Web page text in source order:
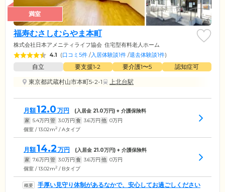
満室
福寿むさしむらやま本町
株式会社日本アメニティライフ協会 住宅型有料老人ホーム
4.1 (口コミ5件 /入居体験談1件 /退去体験談1件)
自立 要支援1•2 要介護1〜5
認知症可
東京都武蔵村山市本町5-2-1
上北台駅
月額12.0 万円 (入居金 21.0万円) + 介護保険料
家 5.4万円 管 3.0万円 食 3.6万円 他 0万円
個室 / 13.02m2 / Aタイプ
月額14.2 万円 (入居金 21.0万円) + 介護保険料
家 7.6万円 管 3.0万円 食 3.6万円 他 0万円
個室 / 13.02m2 / Bタイプ
手厚い見守り体制があるなかで、安心してお過ごしください